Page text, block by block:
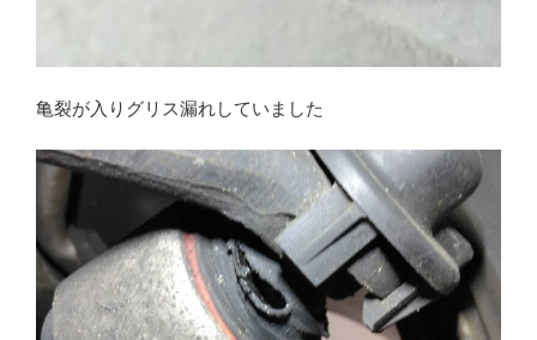
亀裂が入りグリス漏れしていました